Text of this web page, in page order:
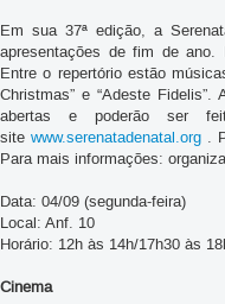
Em sua 37ª edição, a
apresentações de fim de
Entre o repertório estão
Christmas” e “Adeste
abertas e poderão ser
site www.serenatadenatal.org.
Para mais informações:
Data: 04/09 (segunda-feira)
Local: Anf. 10
Horário: 12h às 14h/17h30 às
Cinema